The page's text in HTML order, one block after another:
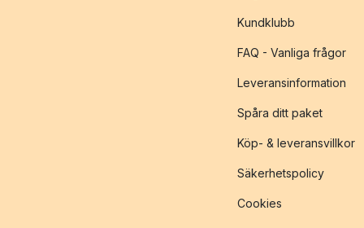
Kundklubb
FAQ - Vanliga frågor
Leveransinformation
Spåra ditt paket
Köp- & leveransvillkor
Säkerhetspolicy
Cookies